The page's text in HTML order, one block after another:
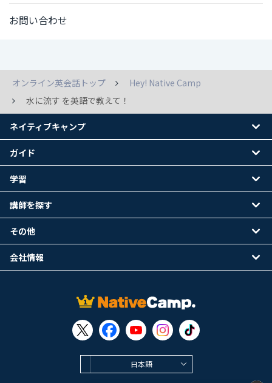
お問い合わせ
オンライン英会話トップ
Hey! Native Camp
水に流す を英語で教えて！
日本語
ネイティブキャンプ
ガイド
学習
講師を探す
その他
会社情報